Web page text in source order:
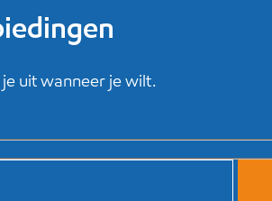
uit wanneer je wilt.